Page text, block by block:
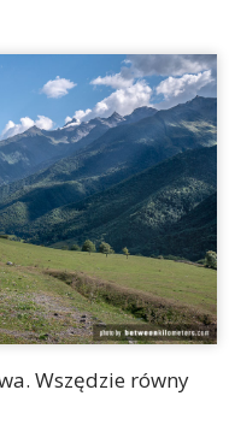
Wszędzie równy